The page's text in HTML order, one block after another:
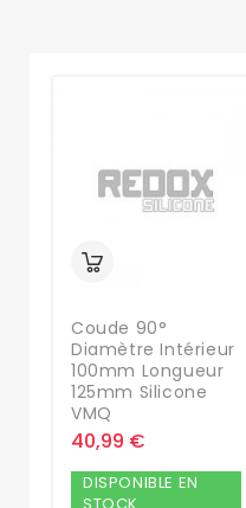
Coude 90°
Diamètre Intérieur
100mm Longueur
125mm Silicone
VMQ
40,99 €
DISPONIBLE EN